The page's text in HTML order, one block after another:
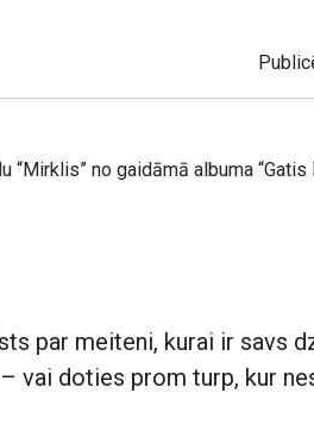
no gaidāmā albuma “Gatis
par meiteni, kurai ir savs
vai doties prom turp, kur